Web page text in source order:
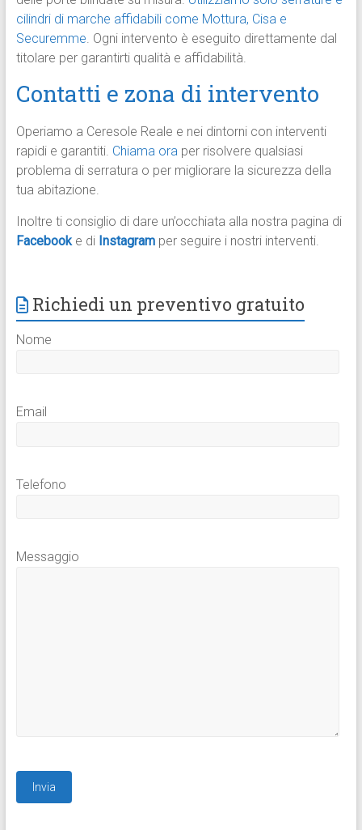
cilindri di marche affidabili come Mottura, Cisa e
Securemme. Ogni intervento è eseguito direttamente dal
titolare per garantirti qualità e affidabilità.
Contatti e zona di intervento
Operiamo a Ceresole Reale e nei dintorni con interventi
rapidi e garantiti. Chiama oraper risolvere qualsiasi
problema di serratura o per migliorare la sicurezza della
tua abitazione.
Inoltre ti consiglio di dare un’occhiata alla nostra pagina di
Facebook e di Instagram per seguire i nostri interventi.
Richiedi un preventivo gratuito
Nome
Email
Telefono
Messaggio